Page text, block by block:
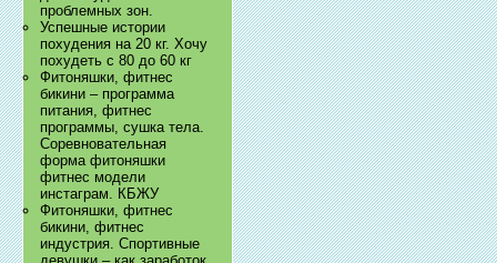
проблемных зон.
Успешные истории
похудения на 20 кг. Хочу
похудеть с 80 до 60 кг
Фитоняшки, фитнес
бикини – программа
питания, фитнес
программы, сушка тела.
Соревновательная
форма фитоняшки
фитнес модели
инстаграм. КБЖУ
Фитоняшки, фитнес
бикини, фитнес
индустрия. Спортивные